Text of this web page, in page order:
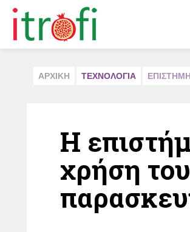
ΑΡΧΙΚΗ ΤΕΧΝΟΛΟΓΙΑ ΕΠΙΣΤΗΜΗ
Η
χρήση